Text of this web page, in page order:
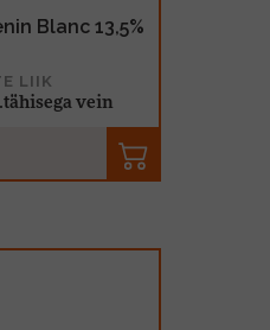
Blanc 13,5%
LIIK
vein